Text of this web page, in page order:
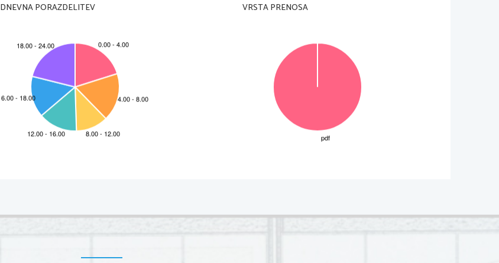
DNEVNA PORAZDELITEV VRSTA PRENOSA